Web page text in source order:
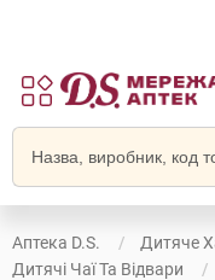
Аптека D.S.
Дитяче
Дитячі Чаї Та Відвари